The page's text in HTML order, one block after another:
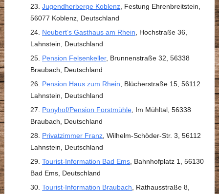
Jugendherberge Koblenz, Festung Ehrenbreitstein,
56077 Koblenz, Deutschland
Neubert’s Gasthaus am Rhein, Hochstraße 36,
Lahnstein, Deutschland
Pension Felsenkeller, Brunnenstraße 32, 56338
Braubach, Deutschland
Pension Haus zum Rhein, Blücherstraße 15, 56112
Lahnstein, Deutschland
Ponyhof/Pension Forstmühle, Im Mühltal, 56338
Braubach, Deutschland
Privatzimmer Franz, Wilhelm-Schöder-Str. 3, 56112
Lahnstein, Deutschland
Tourist-Information Bad Ems, Bahnhofplatz 1, 56130
Bad Ems, Deutschland
Tourist-Information Braubach, Rathausstraße 8,